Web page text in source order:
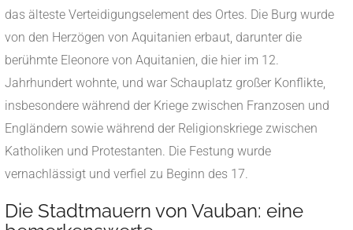
das älteste Verteidigungselement des Ortes. Die Burg wurde
von den Herzögen von Aquitanien erbaut, darunter die
berühmte Eleonore von Aquitanien, die hier im 12.
Jahrhundert wohnte, und war Schauplatz großer Konflikte,
insbesondere während der Kriege zwischen Franzosen und
Engländern sowie während der Religionskriege zwischen
Katholiken und Protestanten. Die Festung wurde
vernachlässigt und verfiel zu Beginn des 17.
Die Stadtmauern von Vauban: eine